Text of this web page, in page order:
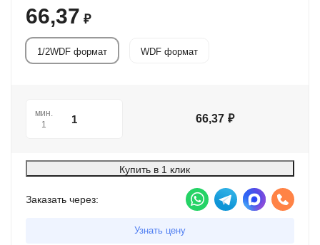
66,37 ₽
1/2WDF формат WDF формат
мин.
1
66,37 ₽
Купить в 1 клик
Заказать через:
Узнать цену